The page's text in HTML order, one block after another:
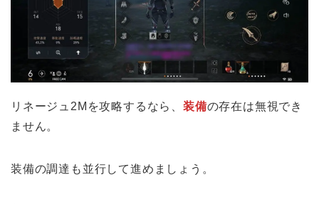
リネージュ2Mを攻略するなら、 装備の存在は無視でき
ません。
装備の調達も並行して進めましょう。